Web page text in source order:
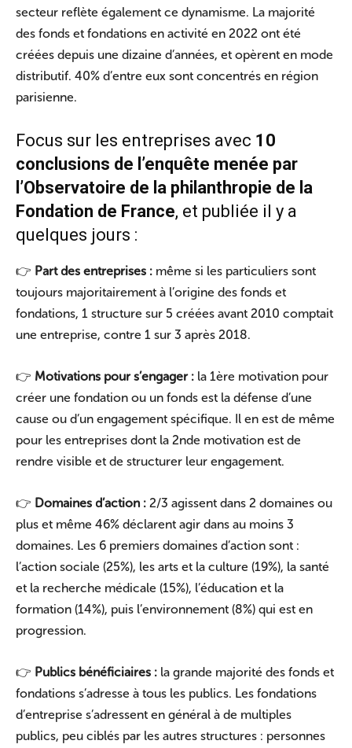
secteur reflète également ce dynamisme. La majorité
des fonds et fondations en activité en 2022 ont été
créées depuis une dizaine d’années, et opèrent en mode
distributif. 40% d’entre eux sont concentrés en région
parisienne.
Focus sur les entreprises avec 10
conclusions de l’enquête menée par
l’Observatoire de la philanthropie de la
Fondation de France, et publiée il y a
quelques jours :
👉 Part des entreprises : même si les particuliers sont
toujours majoritairement à l’origine des fonds et
fondations, 1 structure sur 5 créées avant 2010 comptait
une entreprise, contre 1 sur 3 après 2018.
👉 Motivations pour s’engager : la 1ère motivation pour
créer une fondation ou un fonds est la défense d’une
cause ou d’un engagement spécifique. Il en est de même
pour les entreprises dont la 2nde motivation est de
rendre visible et de structurer leur engagement.
👉 Domaines d’action : 2/3 agissent dans 2 domaines ou
plus et même 46% déclarent agir dans au moins 3
domaines. Les 6 premiers domaines d’action sont :
l’action sociale (25%), les arts et la culture (19%), la santé
et la recherche médicale (15%), l’éducation et la
formation (14%), puis l’environnement (8%) qui est en
progression.
👉 Publics bénéficiaires : la grande majorité des fonds et
fondations s’adresse à tous les publics. Les fondations
d’entreprise s’adressent en général à de multiples
publics, peu ciblés par les autres structures : personnes